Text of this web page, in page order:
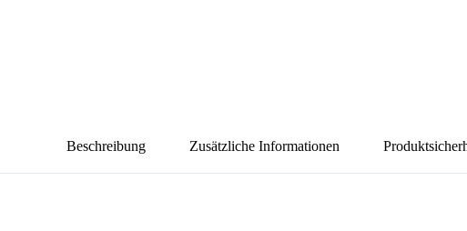
Beschreibung Zusätzliche Informationen